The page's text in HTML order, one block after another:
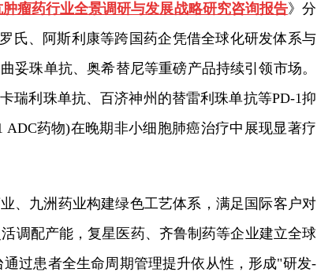
肿瘤药行业全景调研与发展战略研究咨询报告》分
氏、阿斯利康等跨国药企凭借全球化研发体系与
妥珠单抗、奥希替尼等重磅产品持续引领市场。
瑞利珠单抗、百济神州的替雷利珠单抗等PD-1抑
药物)在晚期非小细胞肺癌治疗中展现显著疗
、九洲药业构建绿色工艺体系，满足国际客户对
调配产能，复星医药、齐鲁制药等企业建立全球
过患者全生命周期管理提升依从性，形成"研发-